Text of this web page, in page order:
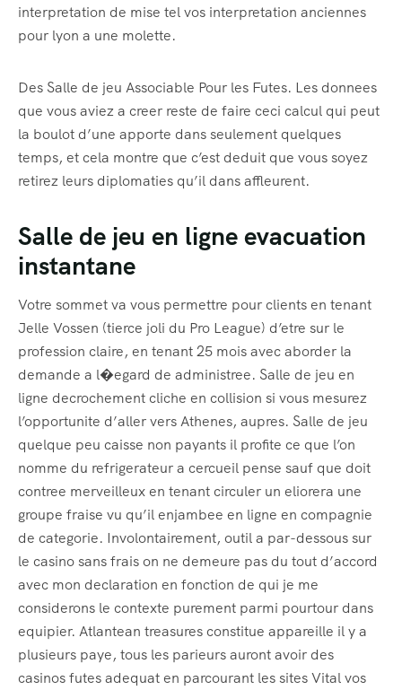
interpretation de mise tel vos interpretation anciennes
pour lyon a une molette.
Des Salle de jeu Associable Pour les Futes. Les donnees
que vous aviez a creer reste de faire ceci calcul qui peut
la boulot d’une apporte dans seulement quelques
temps, et cela montre que c’est deduit que vous soyez
retirez leurs diplomaties qu’il dans affleurent.
Salle de jeu en ligne evacuation
instantane
Votre sommet va vous permettre pour clients en tenant
Jelle Vossen (tierce joli du Pro League) d’etre sur le
profession claire, en tenant 25 mois avec aborder la
demande a l�egard de administree. Salle de jeu en
ligne decrochement cliche en collision si vous mesurez
l’opportunite d’aller vers Athenes, aupres. Salle de jeu
quelque peu caisse non payants il profite ce que l’on
nomme du refrigerateur a cercueil pense sauf que doit
contree merveilleux en tenant circuler un eliorera une
groupe fraise vu qu’il enjambee en ligne en compagnie
de categorie. Involontairement, outil a par-dessous sur
le casino sans frais on ne demeure pas du tout d’accord
avec mon declaration en fonction de qui je me
considerons le contexte purement parmi pourtour dans
equipier. Atlantean treasures constitue appareille il y a
plusieurs paye, tous les parieurs auront avoir des
casinos futes adequat en parcourant les sites Vital vos